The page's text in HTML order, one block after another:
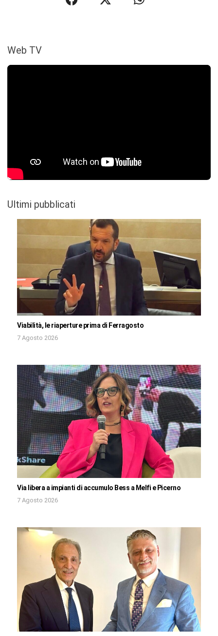
Web TV
Ultimi pubblicati
Viabilità, le riaperture prima di Ferragosto
7 Agosto 2026
Via libera a impianti di accumulo Bess a Melfi e Picerno
7 Agosto 2026